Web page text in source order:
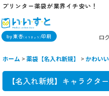
プリンター薬袋が業界イチ安い！
by東杏(とうきょう) 印刷
ロ
ホーム >薬袋【名入れ新規】 >かわい
【名入れ新規】キャラクタ